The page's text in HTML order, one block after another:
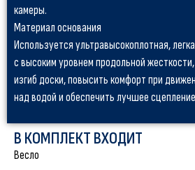
камеры.
Материал основания
Используется ультравысокоплотная,
с высоким уровнем продольной
изгиб доски, повысить комфорт при
над водой и обеспечить лучшее
В КОМПЛЕКТ ВХОДИТ
Весло